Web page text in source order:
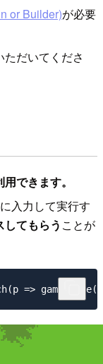
or Builder)が必要
だいてくださ
できます。
入力して実行す
てもらう ことが